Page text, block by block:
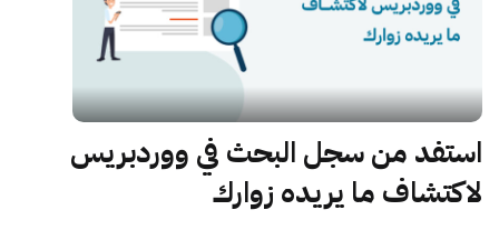
استفد من سجل البحث في ووردبريس
لاكتشاف ما يريده زوارك